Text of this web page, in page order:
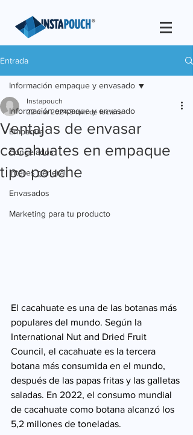
Entrada
Información empaque y envasado
Empaque
Congelados
Interes general
Envasados
Marketing para tu producto
Información empaque y envasado
Ventajas de envasar
cacahuates en empaque
tipo pouche
Instapouch
22 mar 2024 3 min de lectura
El cacahuate es una de las botanas más
populares del mundo. Según la
International Nut and Dried Fruit
Council, el cacahuate es la tercera
botana más consumida en el mundo,
después de las papas fritas y las galletas
saladas. En 2022, el consumo mundial
de cacahuate como botana alcanzó los
5,2 millones de toneladas.